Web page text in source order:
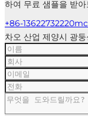
하여 무료 샘플을 받아
+86-13622732220
차오 산업 제양시 광